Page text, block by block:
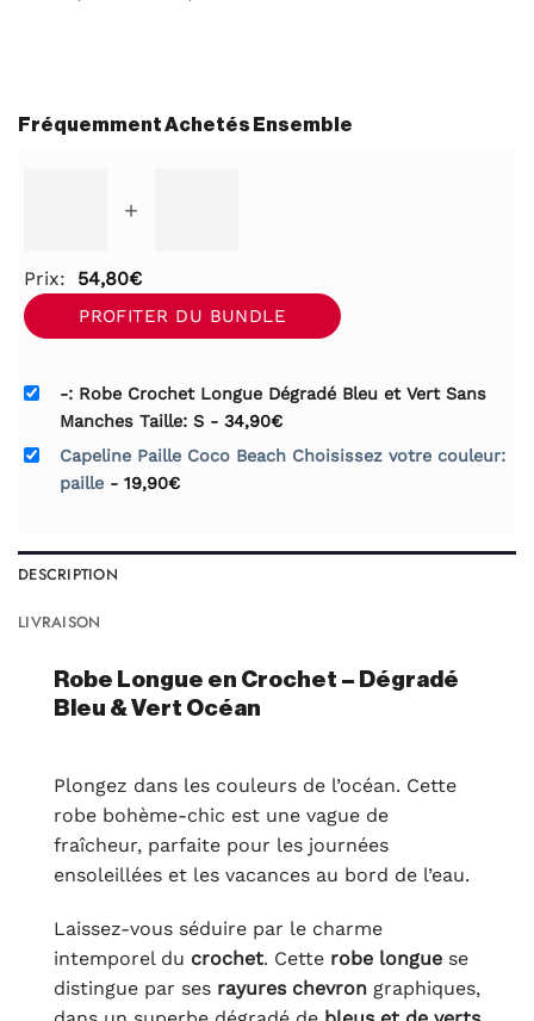
Fréquemment Achetés Ensemble
+
Prix: 54,80€
PROFITER DU BUNDLE
-: Robe Crochet Longue Dégradé Bleu et Vert Sans
Manches Taille: S - 34,90€
Capeline Paille Coco Beach Choisissez votre couleur:
paille - 19,90€
DESCRIPTION
LIVRAISON
Robe Longue en Crochet – Dégradé
Bleu & Vert Océan
Plongez dans les couleurs de l’océan. Cette
robe bohème-chic est une vague de
fraîcheur, parfaite pour les journées
ensoleillées et les vacances au bord de l’eau.
Laissez-vous séduire par le charme
intemporel du crochet. Cette robe longue se
distingue par ses rayures chevron graphiques,